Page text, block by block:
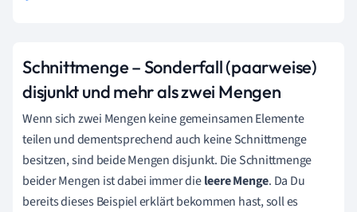
Schnittmenge – Sonderfall (paarweise)
disjunkt und mehr als zwei Mengen
Wenn sich zwei Mengen keine gemeinsamen Elemente
teilen und dementsprechend auch keine Schnittmenge
besitzen, sind beide Mengen disjunkt. Die Schnittmenge
beider Mengen ist dabei immer dieleere Menge. Da Du
bereits dieses Beispiel erklärt bekommen hast, soll es